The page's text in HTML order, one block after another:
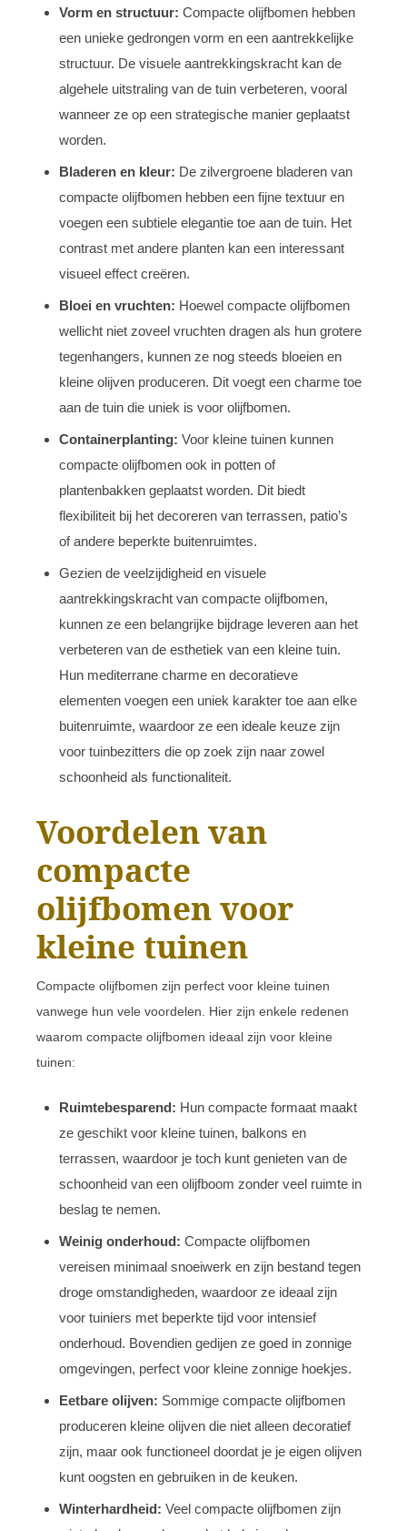
Vorm en structuur: Compacte olijfbomen hebben
een unieke gedrongen vorm en een aantrekkelijke
structuur. De visuele aantrekkingskracht kan de
algehele uitstraling van de tuin verbeteren, vooral
wanneer ze op een strategische manier geplaatst
worden.
Bladeren en kleur: De zilvergroene bladeren van
compacte olijfbomen hebben een fijne textuur en
voegen een subtiele elegantie toe aan de tuin. Het
contrast met andere planten kan een interessant
visueel effect creëren.
Bloei en vruchten: Hoewel compacte olijfbomen
wellicht niet zoveel vruchten dragen als hun grotere
tegenhangers, kunnen ze nog steeds bloeien en
kleine olijven produceren. Dit voegt een charme toe
aan de tuin die uniek is voor olijfbomen.
Containerplanting: Voor kleine tuinen kunnen
compacte olijfbomen ook in potten of
plantenbakken geplaatst worden. Dit biedt
flexibiliteit bij het decoreren van terrassen, patio’s
of andere beperkte buitenruimtes.
Gezien de veelzijdigheid en visuele
aantrekkingskracht van compacte olijfbomen,
kunnen ze een belangrijke bijdrage leveren aan het
verbeteren van de esthetiek van een kleine tuin.
Hun mediterrane charme en decoratieve
elementen voegen een uniek karakter toe aan elke
buitenruimte, waardoor ze een ideale keuze zijn
voor tuinbezitters die op zoek zijn naar zowel
schoonheid als functionaliteit.
Voordelen van
compacte
olijfbomen voor
kleine tuinen
Compacte olijfbomen zijn perfect voor kleine tuinen
vanwege hun vele voordelen. Hier zijn enkele redenen
waarom compacte olijfbomen ideaal zijn voor kleine
tuinen:
Ruimtebesparend: Hun compacte formaat maakt
ze geschikt voor kleine tuinen, balkons en
terrassen, waardoor je toch kunt genieten van de
schoonheid van een olijfboom zonder veel ruimte in
beslag te nemen.
Weinig onderhoud: Compacte olijfbomen
vereisen minimaal snoeiwerk en zijn bestand tegen
droge omstandigheden, waardoor ze ideaal zijn
voor tuiniers met beperkte tijd voor intensief
onderhoud. Bovendien gedijen ze goed in zonnige
omgevingen, perfect voor kleine zonnige hoekjes.
Eetbare olijven: Sommige compacte olijfbomen
produceren kleine olijven die niet alleen decoratief
zijn, maar ook functioneel doordat je je eigen olijven
kunt oogsten en gebruiken in de keuken.
Winterhardheid: Veel compacte olijfbomen zijn